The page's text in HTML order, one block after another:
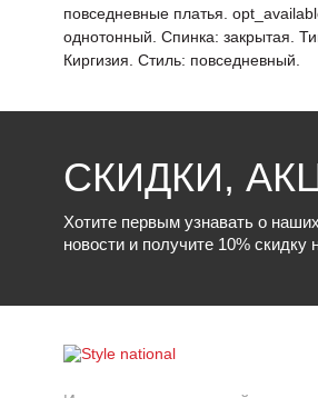
повседневные платья.
однотонный. Спинка: закрытая.
Киргизия. Стиль: повседневный.
СКИДКИ,
Хотите первым узнавать о
новости и получите 10%